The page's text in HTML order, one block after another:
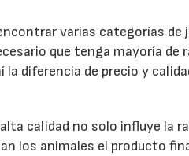
varias categorías de
que tenga mayoría de
la diferencia de precio y
calidad no solo influye la
los animales el producto